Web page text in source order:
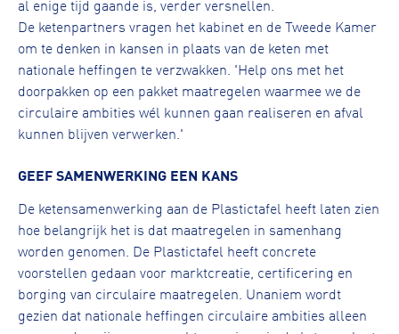
al enige tijd gaande is, verder versnellen.
De ketenpartners vragen het kabinet en de Tweede Kamer
om te denken in kansen in plaats van de keten met
nationale heffingen te verzwakken. 'Help ons met het
doorpakken op een pakket maatregelen waarmee we de
circulaire ambities wél kunnen gaan realiseren en afval
kunnen blijven verwerken.'
GEEF SAMENWERKING EEN KANS
De ketensamenwerking aan de Plastictafel heeft laten zien
hoe belangrijk het is dat maatregelen in samenhang
worden genomen. De Plastictafel heeft concrete
voorstellen gedaan voor marktcreatie, certificering en
borging van circulaire maatregelen. Unaniem wordt
gezien dat nationale heffingen circulaire ambities alleen